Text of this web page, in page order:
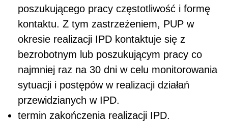
poszukującego pracy częstotliwość i formę
kontaktu. Z tym zastrzeżeniem, PUP w
okresie realizacji IPD kontaktuje się z
bezrobotnym lub poszukującym pracy co
najmniej raz na 30 dni w celu monitorowania
sytuacji i postępów w realizacji działań
przewidzianych w IPD.
termin zakończenia realizacji IPD.